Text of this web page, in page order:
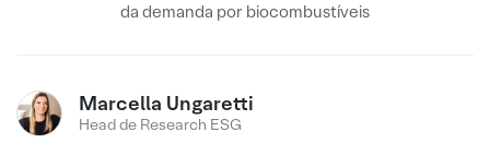
da demanda por biocombustíveis
Marcella Ungaretti
Head de Research ESG